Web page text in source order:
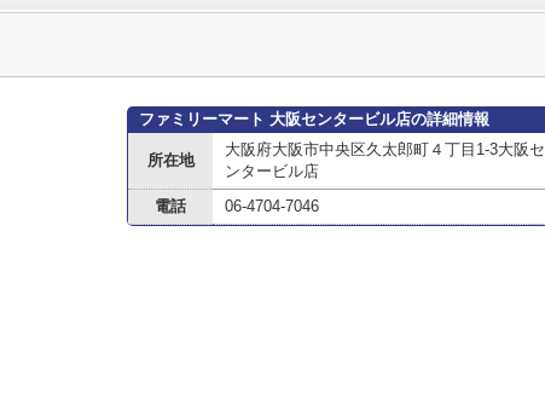
ファミリーマート 大阪センタービル店の詳細情報
所在地
大阪府大阪市中央区久太郎町４丁目1-3大阪セ
ンタービル店
電話 06-4704-7046